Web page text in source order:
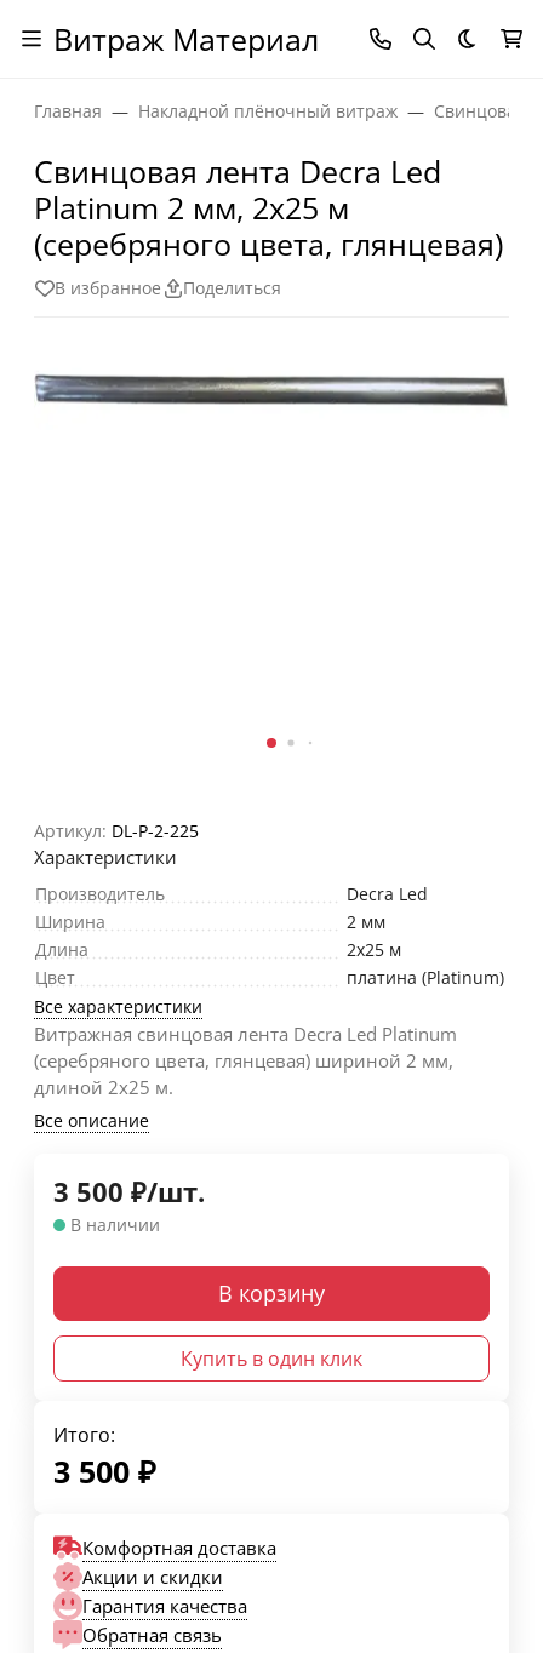
Витраж Материал Темная
Главная Накладной плёночный витраж Свинцовая
Свинцовая лента Decra Led
Platinum 2 мм, 2х25 м
(серебряного цвета, глянцевая)
В избранное Поделиться
Артикул: DL-P-2-225
Характеристики
Производитель
Decra Led
Ширина
2 мм
Длина
2х25 м
Цвет
платина (Platinum)
Все характеристики
Витражная свинцовая лента Decra Led Platinum
(серебряного цвета, глянцевая) шириной 2 мм,
длиной 2х25 м.
Все описание
3 500 ₽/шт.
В наличии
В корзину
Купить в один клик
Итого:
3 500 ₽
Комфортная доставка
Акции и скидки
Гарантия качества
Обратная связь